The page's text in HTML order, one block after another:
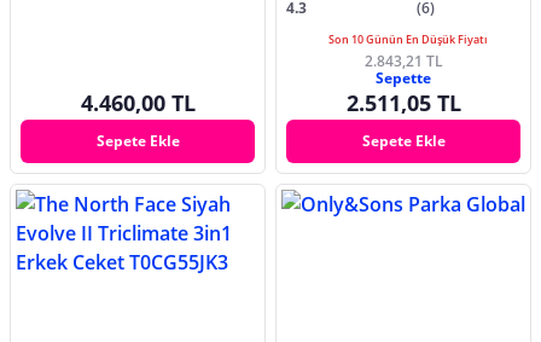
4.460,00 TL
Sepete Ekle
4.3
(6)
Son 10 Günün En Düşük Fiyatı
2.843,21 TL
Sepette
2.511,05 TL
Sepete Ekle